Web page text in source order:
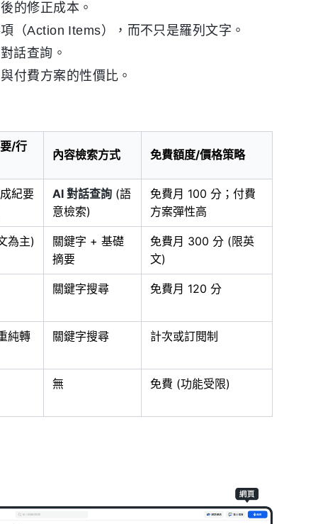
的修正成本。
（Action Items），而不只是羅列文字。
話查詢。
付費方案的性價比。
/行
內容檢索方式 免費額度/價格策略
紀要
AI 對話查詢 (語
意檢索)
免費月 100 分；付費
方案彈性高
為主)
關鍵字 + 基礎
摘要
免費月 300 分 (限英
文)
關鍵字搜尋 免費月 120 分
純轉
關鍵字搜尋 計次或訂閱制
無 免費 (功能受限)